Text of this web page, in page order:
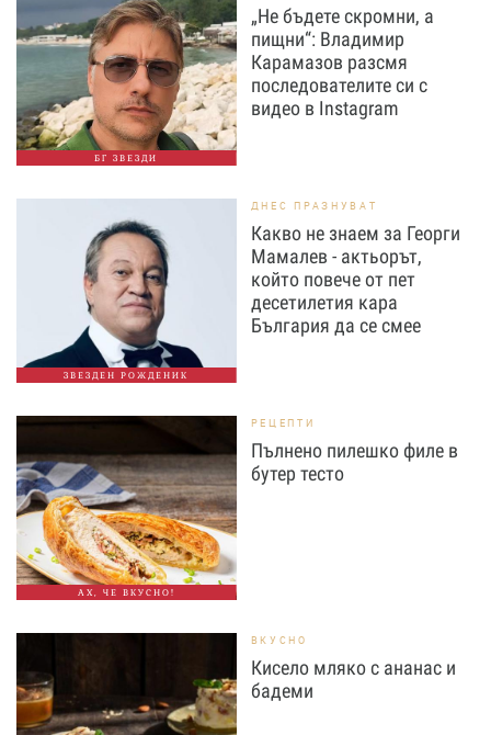
БГ ЗВЕЗДИ
„Не бъдете скромни, а
пищни“: Владимир
Карамазов разсмя
последователите си с
видео в Instagram
ЗВЕЗДЕН РОЖДЕНИК
ДНЕС ПРАЗНУВАТ
Какво не знаем за Георги
Мамалев - актьорът,
който повече от пет
десетилетия кара
България да се смее
АХ, ЧЕ ВКУСНО!
РЕЦЕПТИ
Пълнено пилешко филе в
бутер тесто
ВКУСНО
Кисело мляко с ананас и
бадеми